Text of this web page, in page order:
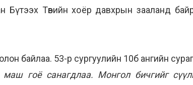
Бүтээх Төвийн хоёр давхрын зааланд
байлаа. 53-р сургуулийн 10б ангийн
гоё санагдлаа. Монгол бичгийг